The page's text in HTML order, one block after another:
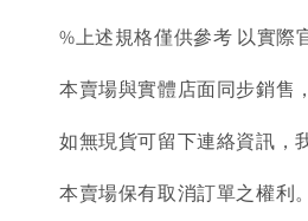
%上述規格僅供參考 以實際
本賣場與實體店面同步銷售
如無現貨可留下連絡資訊，
本賣場保有取消訂單之權利。